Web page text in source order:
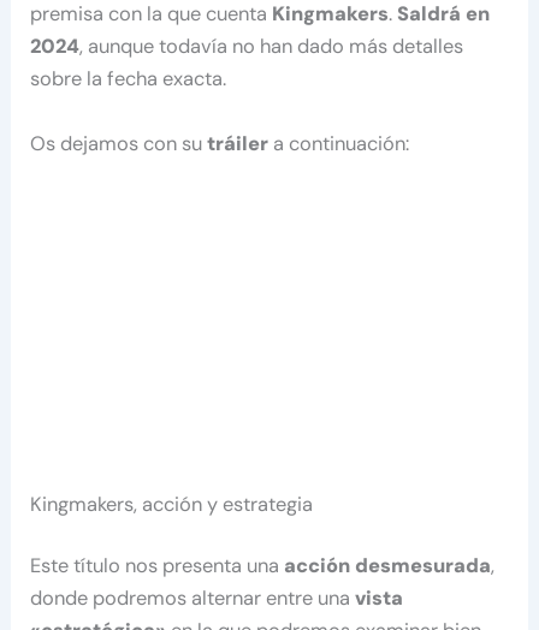
premisa con la que cuenta Kingmakers. Saldrá en
2024, aunque todavía no han dado más detalles
sobre la fecha exacta.
Os dejamos con sutráiler a continuación:
Kingmakers, acción y estrategia
Este título nos presenta una acción desmesurada,
donde podremos alternar entre unavista